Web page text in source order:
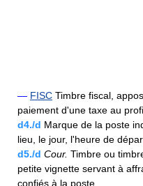
— FISC Timbre fiscal,
paiement d'une taxe au
d4./d Marque de la poste
lieu, le jour, l'heure de
d5./d Cour. Timbre ou
petite vignette servant à
confiés à la poste.